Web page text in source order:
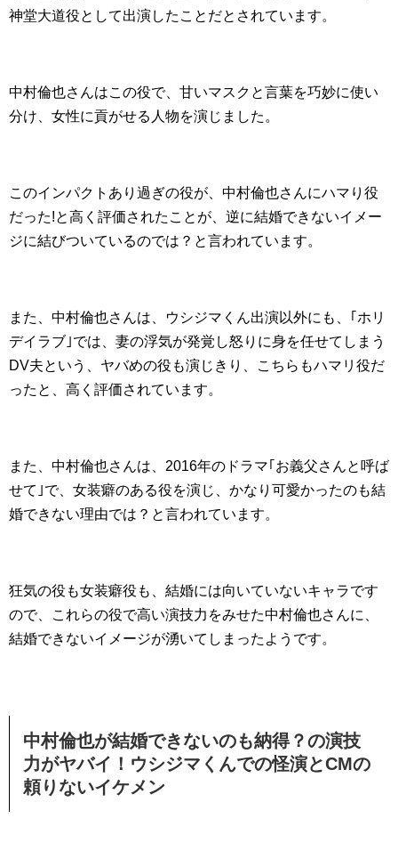
神堂大道役として出演したことだとされています。
中村倫也さんはこの役で、甘いマスクと言葉を巧妙に使い
分け、女性に貢がせる人物を演じました。
このインパクトあり過ぎの役が、中村倫也さんにハマり役
だった!と高く評価されたことが、逆に結婚できないイメー
ジに結びついているのでは？と言われています。
また、中村倫也さんは、ウシジマくん出演以外にも、｢ホリ
デイラブ｣では、妻の浮気が発覚し怒りに身を任せてしまう
DV夫という、ヤバめの役も演じきり、こちらもハマリ役だ
ったと、高く評価されています。
また、中村倫也さんは、2016年のドラマ｢お義父さんと呼ば
せて｣で、女装癖のある役を演じ、かなり可愛かったのも結
婚できない理由では？と言われています。
狂気の役も女装癖役も、結婚には向いていないキャラです
ので、これらの役で高い演技力をみせた中村倫也さんに、
結婚できないイメージが湧いてしまったようです。
中村倫也が結婚できないのも納得？の演技
力がヤバイ！ウシジマくんでの怪演とCMの
頼りないイケメン